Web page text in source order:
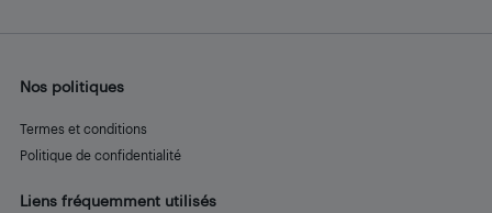
Nos politiques
Termes et conditions
Politique de confidentialité
Liens fréquemment utilisés